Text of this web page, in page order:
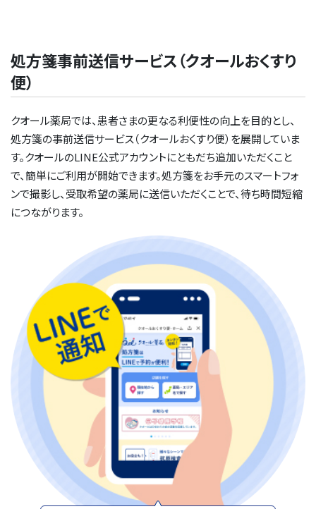
処方箋事前送信サービス（クオールおくすり
便）
クオール薬局では、患者さまの更なる利便性の向上を目的とし、
処方箋の事前送信サービス（クオールおくすり便）を展開していま
す。クオールのLINE公式アカウントにともだち追加いただくこと
で、簡単にご利用が開始できます。処方箋をお手元のスマートフォ
ンで撮影し、受取希望の薬局に送信いただくことで、待ち時間短縮
につながります。